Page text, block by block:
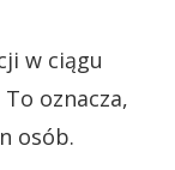
w ciągu
oznacza,
osób.